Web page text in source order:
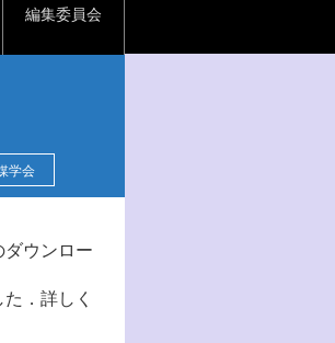
編集委員会
学会
ウンロー
．詳しく